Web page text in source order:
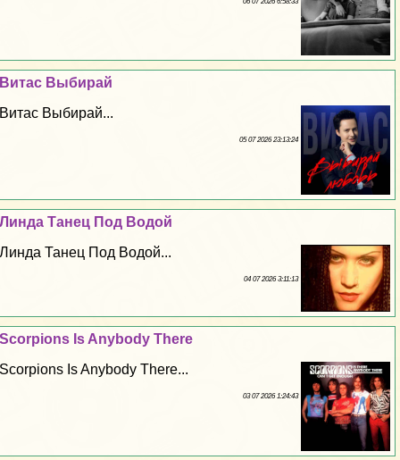
Витас Выбирай
Витас Выбирай...
05 07 2026 23:13:24
Линда Танец Под Водой
Линда Танец Под Водой...
04 07 2026 3:11:13
Scorpions Is Anybody There
Scorpions Is Anybody There...
03 07 2026 1:24:43